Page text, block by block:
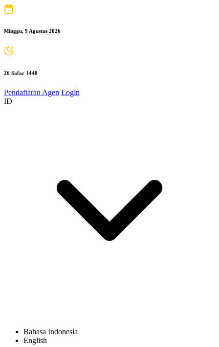
Minggu, 9 Agustus 2026
26 Safar 1448
Pendaftaran Agen Login
ID
Bahasa Indonesia
English